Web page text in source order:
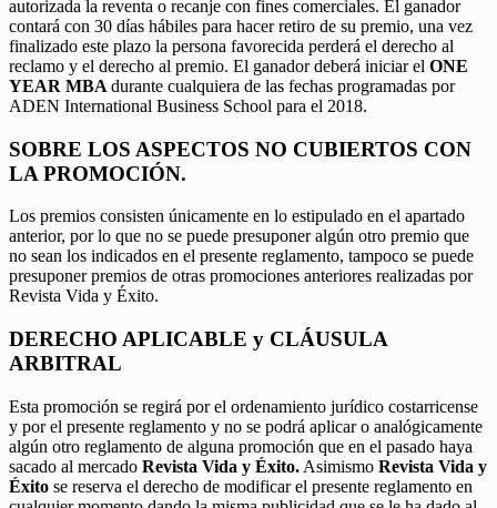
autorizada la reventa o recanje con fines comerciales. El ganador
contará con 30 días hábiles para hacer retiro de su premio, una vez
finalizado este plazo la persona favorecida perderá el derecho al
reclamo y el derecho al premio. El ganador deberá iniciar el ONE
YEAR MBA durante cualquiera de las fechas programadas por
ADEN International Business School para el 2018.
SOBRE LOS ASPECTOS NO CUBIERTOS CON
LA PROMOCIÓN.
Los premios consisten únicamente en lo estipulado en el apartado
anterior, por lo que no se puede presuponer algún otro premio que
no sean los indicados en el presente reglamento, tampoco se puede
presuponer premios de otras promociones anteriores realizadas por
Revista Vida y Éxito.
DERECHO APLICABLE y CLÁUSULA
ARBITRAL
Esta promoción se regirá por el ordenamiento jurídico costarricense
y por el presente reglamento y no se podrá aplicar o analógicamente
algún otro reglamento de alguna promoción que en el pasado haya
sacado al mercado Revista Vida y Éxito. Asimismo Revista Vida y
Éxito se reserva el derecho de modificar el presente reglamento en